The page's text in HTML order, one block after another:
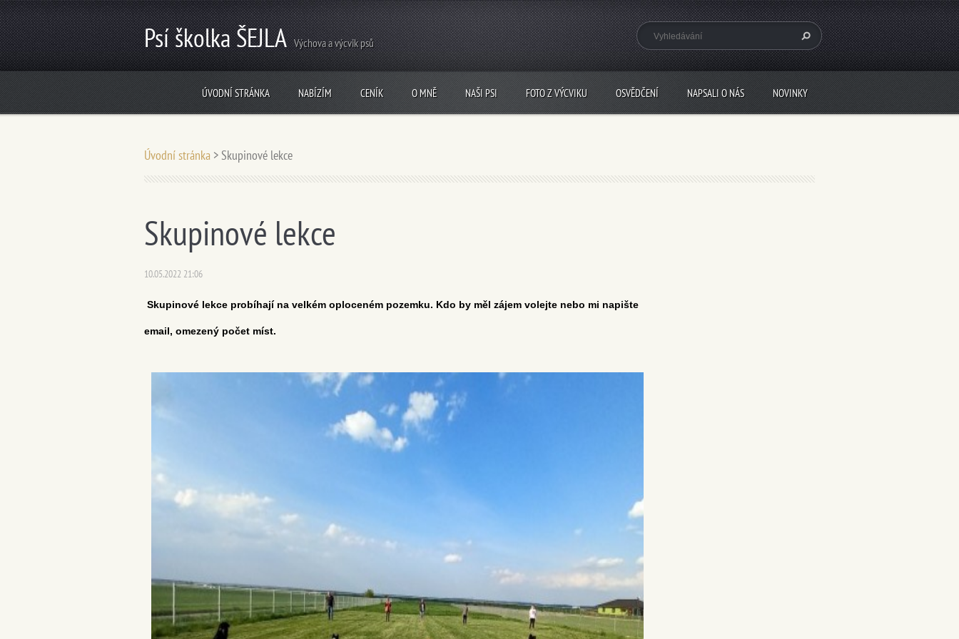
Psí školka ŠEJLA Výchova a výcvik psů
ÚVODNÍ STRÁNKA NABÍZÍM CENÍK O MNĚ NAŠI PSI FOTO Z VÝCVIKU OSVĚDČENÍ NAPSALI O NÁS NOVINKY
Úvodní stránka > Skupinové lekce
Skupinové lekce
10.05.2022 21:06
Skupinové lekce probíhají na velkém oploceném pozemku. Kdo by měl zájem volejte nebo mi napište
email, omezený počet míst.